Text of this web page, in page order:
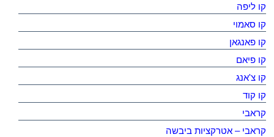
קו ליפה
קו סאמוי
קו פאנגאן
קו פיאם
קו צ'אנג
קו קוד
קראבי
קראבי – אטרקציות ביבשה